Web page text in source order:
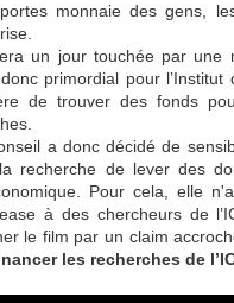
monnaie des gens,
un jour touchée par une
primordial pour l’Institut
de trouver des fonds
a donc décidé de
recherche de lever des
Pour cela, elle
à des chercheurs de
le film par un claim
les recherches de